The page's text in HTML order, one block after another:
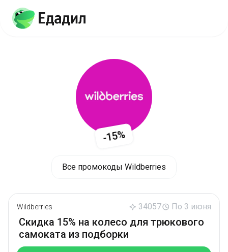
-15%
Все промокоды Wildberries
Wildberries 34057 По 3 июня
Скидка 15% на колесо для трюкового
самоката из подборки